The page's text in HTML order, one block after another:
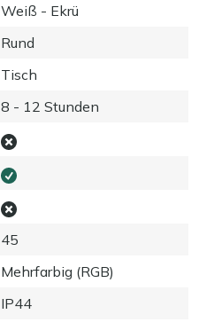
Weiß - Ekrü
Rund
Tisch
8 - 12 Stunden
45
Mehrfarbig (RGB)
IP44